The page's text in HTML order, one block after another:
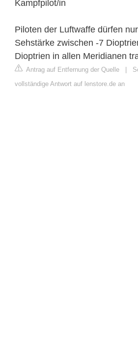
Kampfpilot/in
Piloten der Luftwaffe dürfen
Sehstärke zwischen -7
Dioptrien in allen Meridianen
Antrag auf Entfernung der Quelle |
vollständige Antwort auf lenstore.de an